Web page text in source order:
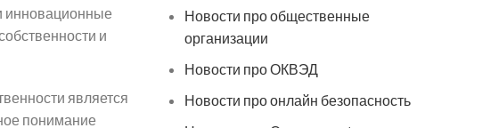
инновационные
и
является
понимание
Новости про общественные
организации
Новости про ОКВЭД
Новости про онлайн безопасность